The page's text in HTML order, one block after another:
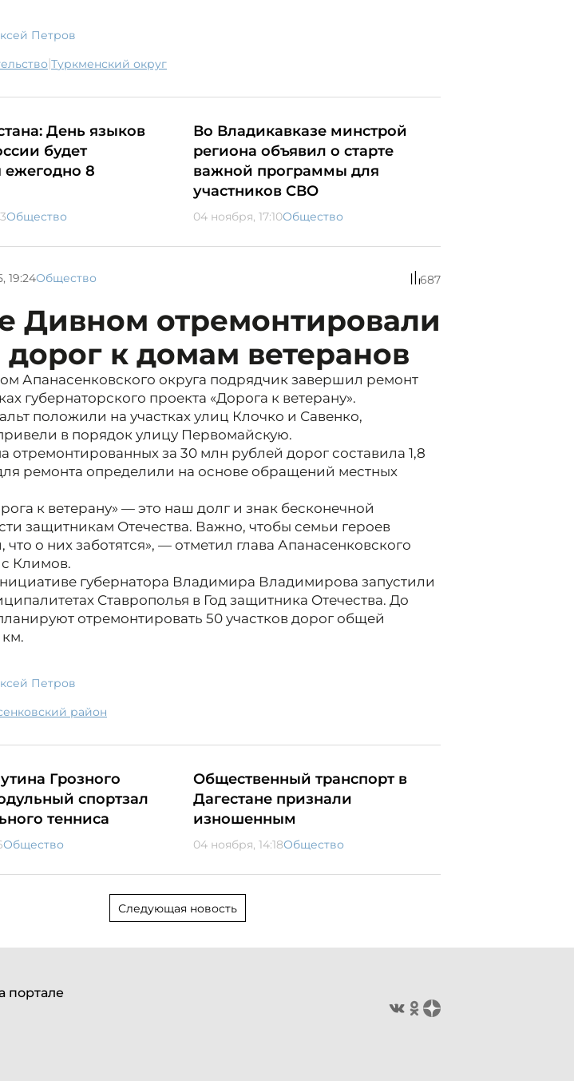
Петров
| Туркменский округ
День языков
будет
ежегодно 8
Общество
Во Владикавказе минстрой
региона объявил о старте
важной программы для
участников СВО
04 ноября, 17:10Общество
19:24Общество 687
Дивном отремонтировали
дорог к домам ветеранов
Апанасенковского округа подрядчик завершил ремонт
губернаторского проекта «Дорога к ветерану».
положили на участках улиц Клочко и Савенко,
в порядок улицу Первомайскую.
отремонтированных за 30 млн рублей дорог составила 1,8
ремонта определили на основе обращений местных
к ветерану» — это наш долг и знак бесконечной
защитникам Отечества. Важно, чтобы семьи героев
что о них заботятся», — отметил глава Апанасенковского
Климов.
губернатора Владимира Владимирова запустили
Ставрополья в Год защитника Отечества. До
отремонтировать 50 участков дорог общей
Петров
район
Грозного
спортзал
тенниса
Общество
Общественный транспорт в
Дагестане признали
изношенным
04 ноября, 14:18Общество
Следующая новость
портале